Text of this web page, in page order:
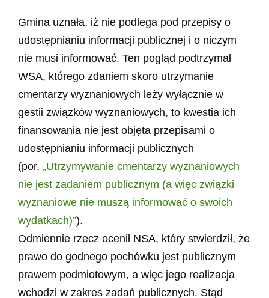
Gmina uznała, iż nie podlega pod przepisy o
udostępnianiu informacji publicznej i o niczym
nie musi informować. Ten pogląd podtrzymał
WSA, którego zdaniem skoro utrzymanie
cmentarzy wyznaniowych leży wyłącznie w
gestii związków wyznaniowych, to kwestia ich
finansowania nie jest objęta przepisami o
udostępnianiu informacji publicznych
(por. „Utrzymywanie cmentarzy wyznaniowych
nie jest zadaniem publicznym (a więc związki
wyznaniowe nie muszą informować o swoich
wydatkach)”).
Odmiennie rzecz ocenił NSA, który stwierdził, że
prawo do godnego pochówku jest publicznym
prawem podmiotowym, a więc jego realizacja
wchodzi w zakres zadań publicznych. Stąd